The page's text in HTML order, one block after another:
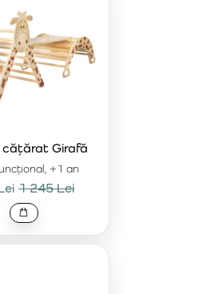
se balansa și a-și dezvolta
Pe magazinul nostru
de seturi de cățărare,
mișcarea activă a copiilor într-
M + arc – provocări
+ arceste o soluție excelentă
și descopere abilitățile de
triunghiul Pikler cu un arc de
spațiu pentru diverse
cățăra, balansa și își pot
echilibrul. Este un instrument
învață să depășească noi
+1 an
cățărat Girafă
1 245 Lei